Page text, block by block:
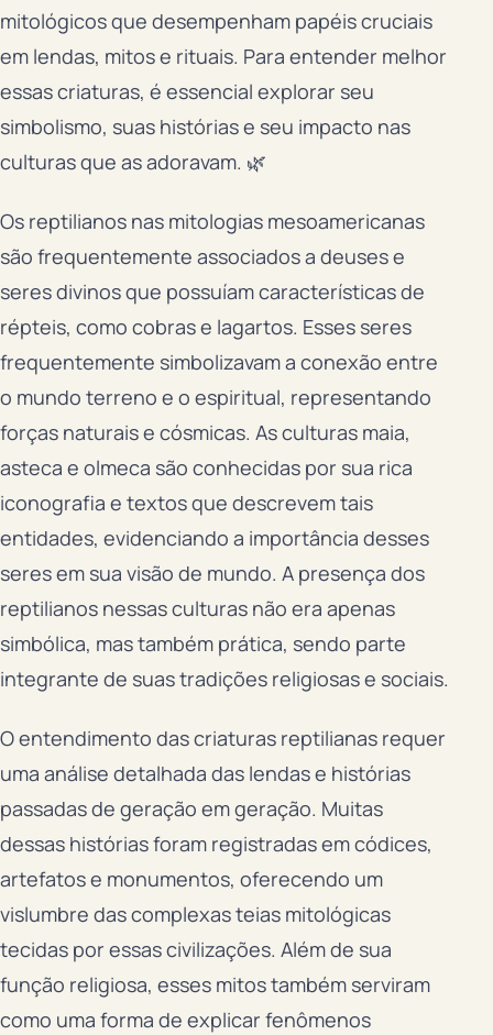
mitológicos que desempenham papéis cruciais
em lendas, mitos e rituais. Para entender melhor
essas criaturas, é essencial explorar seu
simbolismo, suas histórias e seu impacto nas
culturas que as adoravam. 🌿
Os reptilianos nas mitologias mesoamericanas
são frequentemente associados a deuses e
seres divinos que possuíam características de
répteis, como cobras e lagartos. Esses seres
frequentemente simbolizavam a conexão entre
o mundo terreno e o espiritual, representando
forças naturais e cósmicas. As culturas maia,
asteca e olmeca são conhecidas por sua rica
iconografia e textos que descrevem tais
entidades, evidenciando a importância desses
seres em sua visão de mundo. A presença dos
reptilianos nessas culturas não era apenas
simbólica, mas também prática, sendo parte
integrante de suas tradições religiosas e sociais.
O entendimento das criaturas reptilianas requer
uma análise detalhada das lendas e histórias
passadas de geração em geração. Muitas
dessas histórias foram registradas em códices,
artefatos e monumentos, oferecendo um
vislumbre das complexas teias mitológicas
tecidas por essas civilizações. Além de sua
função religiosa, esses mitos também serviram
como uma forma de explicar fenômenos